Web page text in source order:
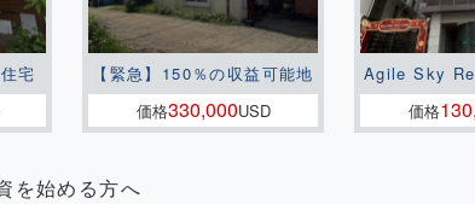
宅
【緊急】150％の収益可能地
価格330,000USD
Agile Sky
価格
を始める方へ